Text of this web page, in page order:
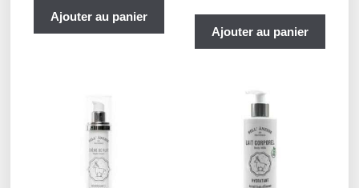
Ajouter au panier
Ajouter au panier